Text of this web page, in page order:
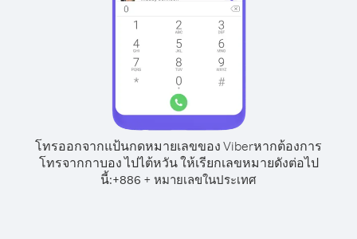
โทรออกจากแป้นกดหมายเลขของ Viberหากต้องการ
โทรจากกาบอง ไปไต้หวัน ให้เรียกเลขหมายดังต่อไป
นี้:+886 + หมายเลขในประเทศ